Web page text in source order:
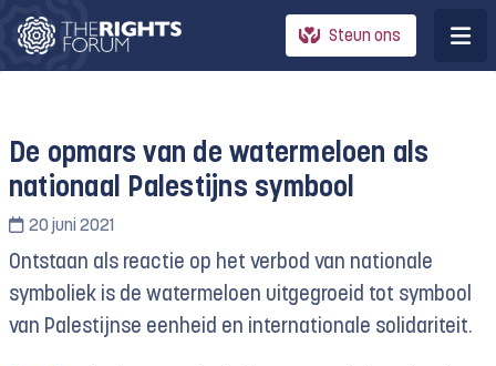
Steun ons
De opmars van de watermeloen als
nationaal Palestijns symbool
20 juni 2021
Ontstaan als reactie op het verbod van nationale
symboliek is de watermeloen uitgegroeid tot symbool
van Palestijnse eenheid en internationale solidariteit.